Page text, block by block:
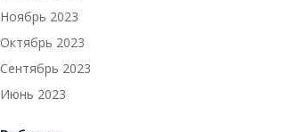
Ноябрь 2023
Октябрь 2023
Сентябрь 2023
Июнь 2023